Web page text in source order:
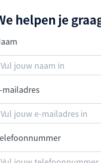
helpen je
mailadres